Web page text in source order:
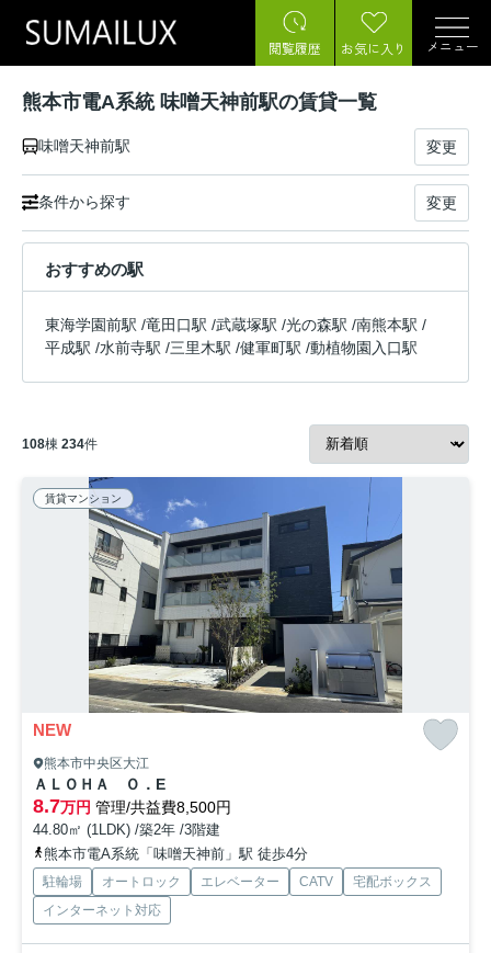
閲覧履歴 お気に入り メニュー
熊本市電A系統 味噌天神前駅の賃貸一覧
味噌天神前駅 変更
条件から探す 変更
おすすめの駅
東海学園前駅 /竜田口駅 /武蔵塚駅 /光の森駅 /南熊本駅 /
平成駅 /水前寺駅 /三里木駅 /健軍町駅 /動植物園入口駅
108棟 234件
賃貸マンション
NEW
熊本市中央区大江
ＡＬＯＨＡ Ｏ．E
8.7万円 管理/共益費8,500円
44.80㎡ (1LDK) /築2年 /3階建
熊本市電A系統「味噌天神前」駅 徒歩4分
駐輪場 オートロック エレベーター CATV
宅配ボックス
インターネット対応